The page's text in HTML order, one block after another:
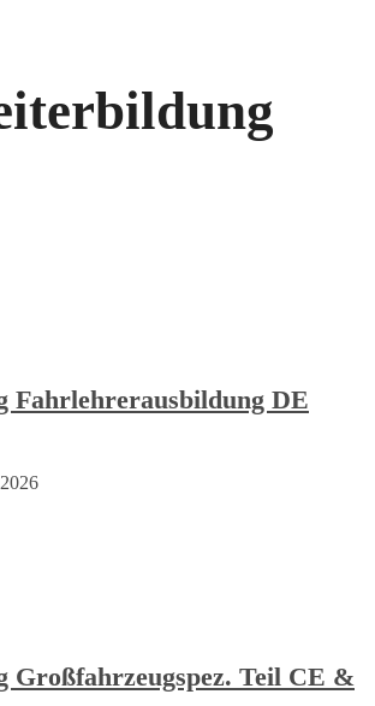
Fahrlehrerausbildung DE
Großfahrzeugspez. Teil CE &